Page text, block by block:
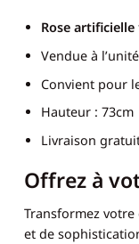
Rose artificielle
Vendue à l’unité
Convient pour
Hauteur : 73cm
Livraison
Offrez à
Transformez
et de